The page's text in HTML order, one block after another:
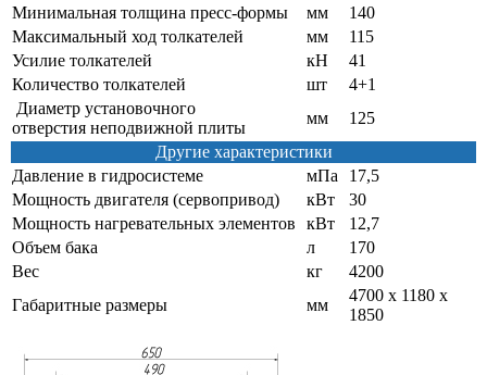
Минимальная толщина пресс-формы мм
140
Максимальный ход толкателей
мм
115
Усилие толкателей
кН
41
Количество толкателей
шт
4+1
Диаметр установочного
отверстия неподвижной плиты
мм
125
Другие характеристики
Давление в гидросистеме
мПа
17,5
Мощность двигателя (сервопривод)
кВт
30
Мощность нагревательных элементов
кВт
12,7
Объем бака
л
170
Вес
кг
4200
Габаритные размеры
мм
4700 х 1180 х
1850